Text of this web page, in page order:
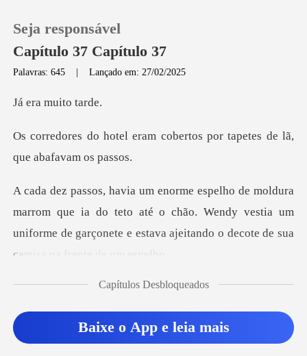
Loja
Sair
Seja responsável
Capítulo 37 Capítulo 37
Palavras: 645 |Lançado em: 27/02/2025
muito
m cobertos por tapetes de
ia do teto até o chão. Wendy vestia um
uniforme de garçonete e
uniforme e pegou a
Capítulos Desbloqueados
Baixe o App e leia mais